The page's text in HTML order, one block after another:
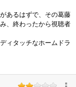
あるはずで、その葛藤
、終わったから視聴者
ィタッチなホームドラ